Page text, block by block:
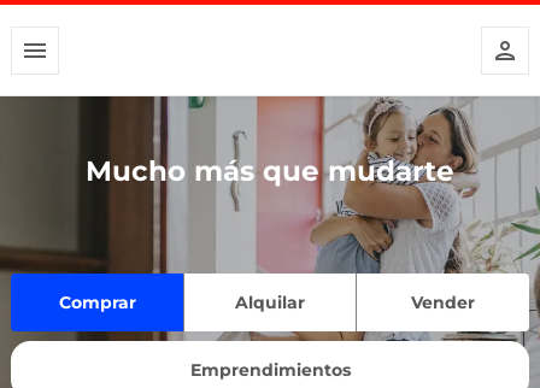
Mucho más que mudarte
Comprar Alquilar Vender
Emprendimientos